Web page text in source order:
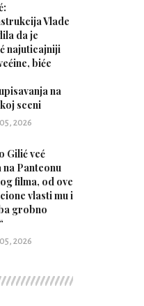
Vlade
da je
najuticajniji
biće
na
sceni
2026
Gilić već
na Panteonu
filma, od ove
vlasti mu i
grobno
2026